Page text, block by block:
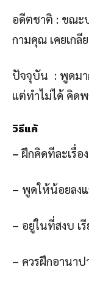
อดีตชาติ : ขณะ
กามคุณ เคยเกลี
ปัจจุบัน : พูดมา
แต่ทำไม่ได้ คิด
วิธีแก้
– ฝึกคิดทีละเรื่อ
– พูดให้น้อยลง
– อยู่ในที่สงบ เ
– ควรฝึกอานา